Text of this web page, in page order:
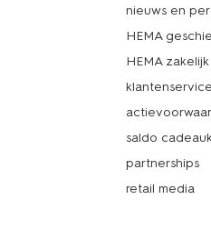
nieuws en
HEMA
HEMA zakelijk
klantenservice
saldo
partnerships
retail media